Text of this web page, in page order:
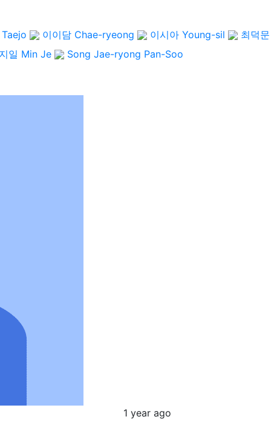
이이담 Chae-ryeong 이시아 Young-sil
최덕문
일 Min Je Song Jae-ryong Pan-Soo
1 year ago